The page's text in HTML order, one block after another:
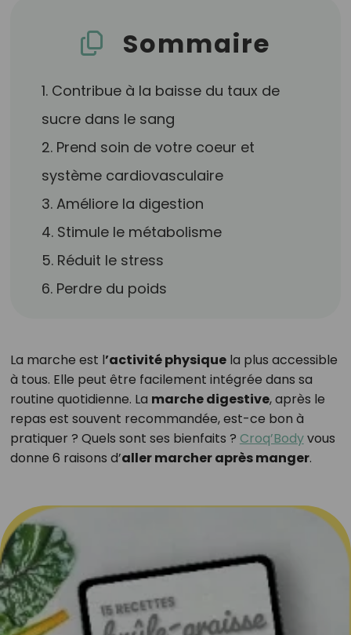
Sommaire
1. Contribue à la baisse du taux de
sucre dans le sang
2. Prend soin de votre coeur et
système cardiovasculaire
3. Améliore la digestion
4. Stimule le métabolisme
5. Réduit le stress
6. Perdre du poids
La marche est l’activité physiquela plus accessible
à tous. Elle peut être facilement intégrée dans sa
routine quotidienne. La marche digestive, après le
repas est souvent recommandée, est-ce bon à
pratiquer ? Quels sont ses bienfaits ? Croq’Bodyvous
donne 6 raisons d’aller marcher après manger.